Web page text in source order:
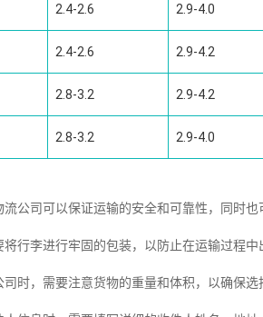
2.4-2.6 2.9-4.0
2.4-2.6 2.9-4.2
2.8-3.2 2.9-4.2
2.8-3.2 2.9-4.0
公司可以保证运输的安全和可靠性，同时也
行李进行牢固的包装，以防止在运输过程中
时，需要注意货物的重量和体积，以确保选